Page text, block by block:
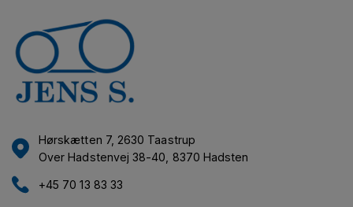
Hørskætten 7, 2630 Taastrup
Over Hadstenvej 38-40, 8370 Hadsten
+45 70 13 83 33